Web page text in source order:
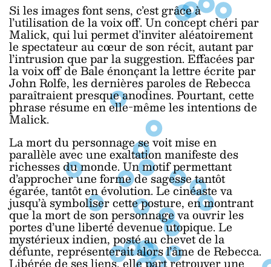
Si les images font sens, c’est grâce à
l’utilisation de la voix off. Un concept chéri par
Malick, qui lui permet d’inviter aléatoirement
le spectateur au cœur de son récit, autant par
l’intrusion que par la suggestion. Effacées par
la voix off de Bale énonçant la lettre écrite par
John Rolfe, les dernières paroles de Rebecca
paraîtraient presque anodines. Pourtant, cette
phrase résume en elle-même les intentions de
Malick.
La mort du personnage se voit mise en
parallèle avec une exaltation manifeste des
richesses du monde. Un motif permettant
d’approcher une forme de sagesse tantôt
égarée, tantôt en évolution. Le cinéaste va
jusqu’à symboliser cette posture, en montrant
que la mort de son personnage va ouvrir les
portes d’une liberté devenue utopique. Le
mystérieux indien, posté au chevet de la
défunte, représenterait alors l’âme de Rebecca.
Libérée de ses liens, elle part retrouver une